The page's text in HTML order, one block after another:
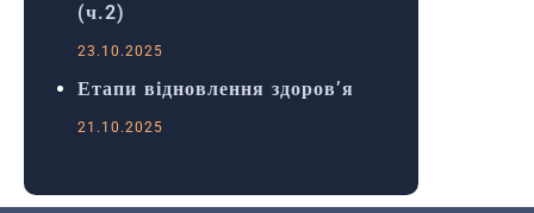
(ч.2)
23.10.2025
Етапи відновлення здоров’я
21.10.2025